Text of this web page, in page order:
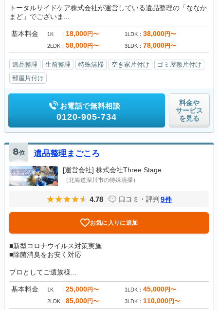
トータルサイドケア株式会社が運営している遺品整理の「ななか
まど」でございま...
基本料金 1K 18,000円〜 1LDK 38,000円〜
2LDK 58,000円〜 3LDK 78,000円〜
遺品整理 生前整理 特殊清掃 空き家片付け
ゴミ屋敷片付け
部屋片付け
お電話で無料相談
0120-905-734
料金や
サービス
を見る
8位 遺品整理まごころ
[運営会社] 株式会社Three Stage
（北海道深川市の特殊清掃）
4.78 口コミ・評判 9件
お気に入りに追加
■新型コロナウイルス対策実施
■除菌消臭をお安く対応
プロとしてご遺族様...
基本料金 1K 25,000円〜 1LDK 45,000円〜
2LDK 85,000円〜 3LDK 110,000円〜